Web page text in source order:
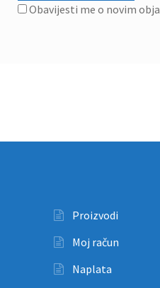
Obavijesti me o novim
Proizvodi
Moj račun
Naplata